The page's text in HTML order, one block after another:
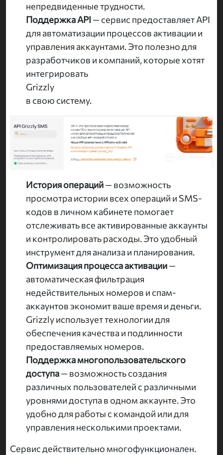
непредвиденные трудности.
Поддержка API — сервис предоставляет API
для автоматизации процессов активации и
управления аккаунтами. Это полезно для
разработчиков и компаний, которые хотят
интегрировать
Grizzly
в свою систему.
История операций— возможность
просмотра истории всех операций и SMS-
кодов в личном кабинете помогает
отслеживать все активированные аккаунты
и контролировать расходы. Это удобный
инструмент для анализа и планирования.
Оптимизация процесса активации—
автоматическая фильтрация
недействительных номеров и спам-
аккаунтов экономит ваше время и деньги.
Grizzly использует технологии для
обеспечения качества и подлинности
предоставляемых номеров.
Поддержка многопользовательского
доступа— возможность создания
различных пользователей с различными
уровнями доступа в одном аккаунте. Это
удобно для работы с командой или для
управления несколькими проектами.
Сервис действительно многофункционален.